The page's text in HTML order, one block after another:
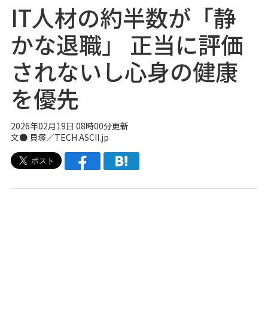
IT人材の約半数が「静
かな退職」 正当に評価
されないし心身の健康
を優先
2026年02月19日 08時00分更新
文● 貝塚／TECH.ASCII.jp